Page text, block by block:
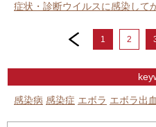
症状・診断ウイルスに感染して
prev
1 2
感染病 感染症 エボラ エボラ出